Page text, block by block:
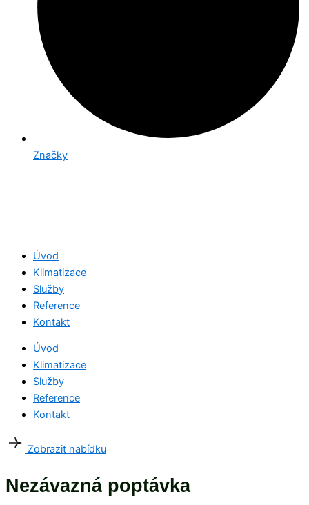
Značky
Úvod
Klimatizace
Služby
Reference
Kontakt
Úvod
Klimatizace
Služby
Reference
Kontakt
Zobrazit nabídku
Nezávazná poptávka